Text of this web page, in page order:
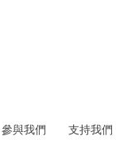
參與我們 支持我們